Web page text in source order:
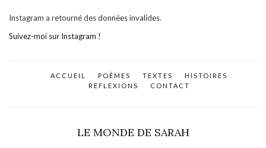
Instagram a retourné des données invalides.
Suivez-moi sur Instagram !
ACCUEIL POÈMES TEXTES
HISTOIRES
REFLEXIONS
CONTACT
LE MONDE DE SARAH